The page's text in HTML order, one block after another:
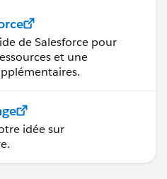
de Salesforce pour
et une
idée sur